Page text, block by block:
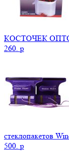
КОСТОЧЕК
260. p
стеклопакетов
500. p